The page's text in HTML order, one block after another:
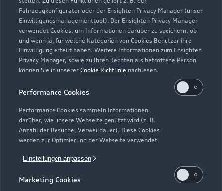
Fahrzeugkonfigurator oder der Ensighten Privacy Manager (unser
Einwilligungsmanagementtool). Der Ensighten Privacy Manager
verwendet Cookies, um Informationen darüber zu speichern, ob
und wenn ja, für welche Kategorien von Cookies Benutzer ihre
Einwilligung erteilt haben. Weitere Informationen zum Ensighten
Privacy Manager, sowie zu Ihren Rechten als betroffene Person
können Sie in unserer Cookie Richtlinie nachlesen.
Performance Cookies
Performance Cookies sammeln Informationen
darüber, wie unsere Webseite genutzt wird (z. B.
Anzahl der Besuche, Verweildauer). Diese Cookies
werden zur Optimierung der Webseite verwendet.
Einstellungen anpassen
Marketing Cookies
Gebrauchtwagen
Finanzierung
Aktionen & Angebote
Geschäftskunden
Audi Services
Garantie
Audi digital services
myAudi
Kundenservice
Händlersuche
Audi Code
Online-Terminvereinbarung
Servicekontakt
Bordbuch & Bedienungsanleitungen
Verträge kündigen
Über Audi
Unternehmen
Karriere
Presse & Media Center
Datenschutz
Audi erleben
© 2026 AUDI AG. Alle Rechte vorbehalten
Impressum Rechtliches
Hinweisgebersystem
Datenschutzinformation
Cookie-Einstellungen
Cookie-Richtlinie
Barrierefreiheit
EU Data Act